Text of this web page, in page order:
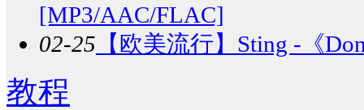
[MP3/AAC/FLAC]
02-25 【欧美流行】 Sting -《
教程